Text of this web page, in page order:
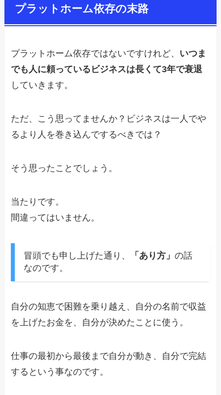
プラットホーム依存の末路
プラットホーム依存ではないですけれど、 いつま
でも人に頼っているビジネスは長くて3年で衰退
していきます。
ただ、こう思ってませんか？ビジネスは一人でや
るより人を巻き込んでするべきでは？
そう思ったことでしょう。
当たりです。
間違ってはいません。
冒頭でも申し上げた通り、 「あり方」の話
なのです。
自分の知恵で困難を乗り越え、自分の名前で収益
を上げたお金を、自分が決めたことに使う。
仕事の最初から最後まで自分が動き、自分で完結
するという事なのです。